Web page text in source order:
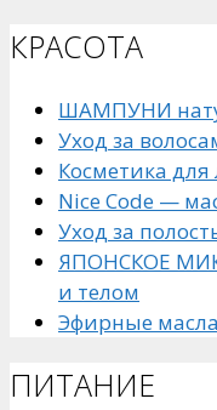
КРАСОТА
ШАМПУНИ
Уход за
Косметика
Nice Code —
Уход за
ЯПОНСКОЕ
и телом
Эфирные масла
ПИТАНИЕ